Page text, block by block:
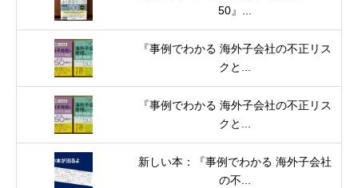
50』...
『事例でわかる 海外子会社の不正リス
クと...
『事例でわかる 海外子会社の不正リス
クと...
新しい本：『事例でわかる 海外子会社
の不...